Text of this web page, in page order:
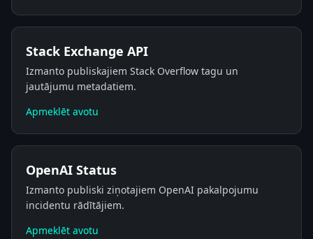
Stack Exchange API
Izmanto publiskajiem Stack Overflow tagu un
jautājumu metadatiem.
Apmeklēt avotu
OpenAI Status
Izmanto publiski ziņotajiem OpenAI pakalpojumu
incidentu rādītājiem.
Apmeklēt avotu